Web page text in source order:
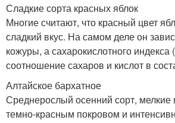
Сладкие сорта красных яблок
Многие считают, что красный цвет
сладкий вкус. На самом деле он
кожуры, а сахарокислотного индекса
соотношение сахаров и кислот в
Алтайское бархатное
Среднерослый осенний сорт, мелкие
темно-красным покровом и